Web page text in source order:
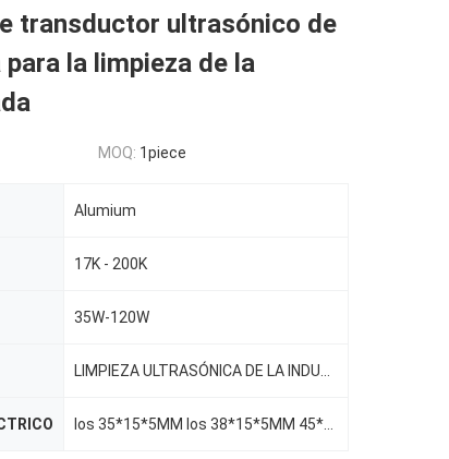
transductor ultrasónico de
para la limpieza de la
MOQ: 1piece
Alumium
17K - 200K
35W-120W